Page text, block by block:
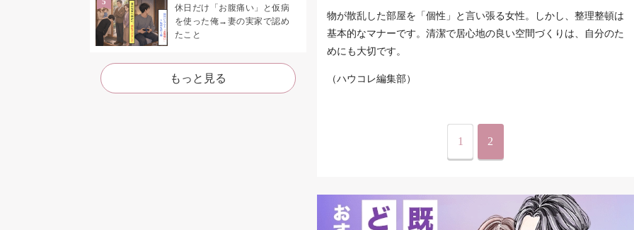
休日だけ「お腹痛い」と仮病
を使った俺→妻の実家で認め
たこと
もっと見る
物が散乱した部屋を「個性」と言い張る女性。しかし、整理整頓は
基本的なマナーです。清潔で居心地の良い空間づくりは、自分のた
めにも大切です。
（ハウコレ編集部）
1 2